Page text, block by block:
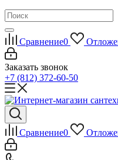
Сравнение0
Заказать звонок
+7 (812) 372-60-50
Сравнение0